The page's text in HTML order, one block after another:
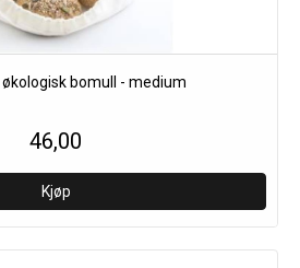
økologisk bomull - medium
46,00